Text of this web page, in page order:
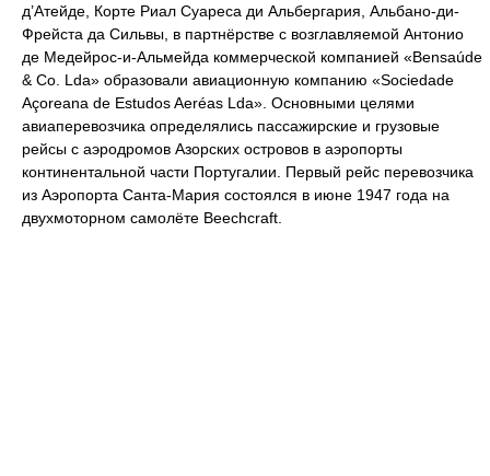
д’Атейде, Корте Риал Суареса ди Альбергария, Альбано-ди-
Фрейста да Сильвы, в партнёрстве с возглавляемой Антонио
де Медейрос-и-Альмейда коммерческой компанией «Bensaúde
& Co. Lda» образовали авиационную компанию «Sociedade
Açoreana de Estudos Aeréas Lda». Основными целями
авиаперевозчика определялись пассажирские и грузовые
рейсы с аэродромов Азорских островов в аэропорты
континентальной части Португалии. Первый рейс перевозчика
из Аэропорта Санта-Мария состоялся в июне 1947 года на
двухмоторном самолёте Beechcraft.